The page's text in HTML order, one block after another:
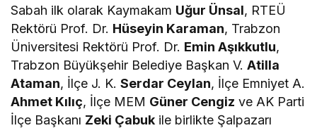
Sabah ilk olarak Kaymakam Uğur Ünsal, RTEÜ
Rektörü Prof. Dr. Hüseyin Karaman, Trabzon
Üniversitesi Rektörü Prof. Dr. Emin Aşıkkutlu,
Trabzon Büyükşehir Belediye Başkan V.Atilla
Ataman, İlçe J. K.Serdar Ceylan, İlçe Emniyet A.
Ahmet Kılıç, İlçe MEM Güner Cengiz ve AK Parti
İlçe Başkanı Zeki Çabuk ile birlikte Şalpazarı